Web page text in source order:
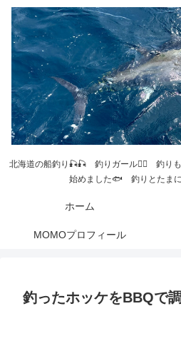
北海道の船釣り🎣🎣 釣りガール💁‍♀️ 釣り
始めました🐟 釣りとたま
ホーム
MOMOプロフィール
釣ったホッケをBBQで